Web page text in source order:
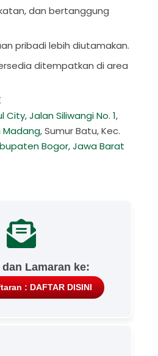
dan bertanggung
pribadi lebih diutamakan.
ditempatkan di area
City,Jalan Siliwangi No. 1,
Madang, Sumur Batu, Kec.
Bogor,Jawa Barat
Lamaran ke:
: DAFTAR DISINI